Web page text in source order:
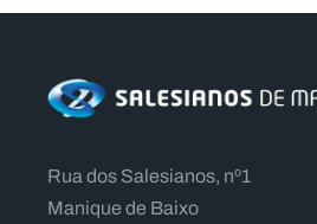
Rua dos Salesianos, nº1
Manique de Baixo